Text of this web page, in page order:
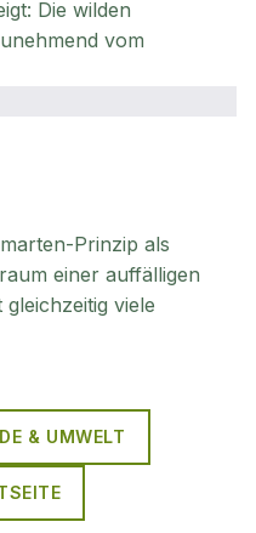
Die wilden
vom
Prinzip als
einer auffälligen
viele
& UMWELT